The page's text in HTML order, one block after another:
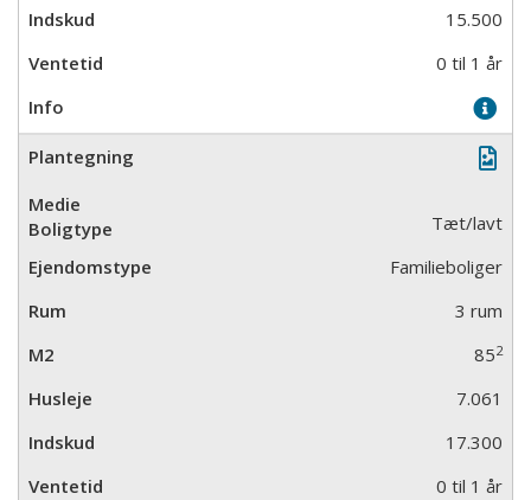
15.500
0 til 1 år
Tæt/lavt
Familieboliger
3 rum
852
7.061
17.300
0 til 1 år